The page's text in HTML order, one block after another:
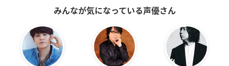
みんなが気になっている声優さん